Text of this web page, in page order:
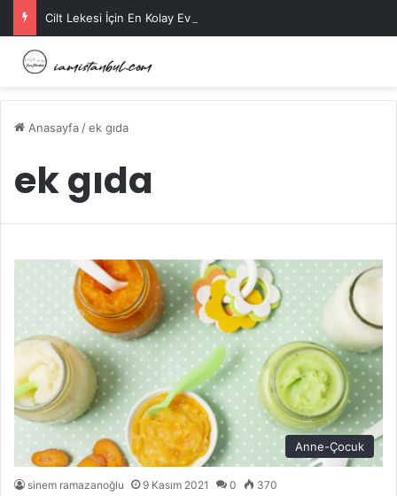
Cilt Lekesi İçin En Kolay Ev Maskeleri Nelerdir?
Anasayfa /ek gıda
ek gıda
Anne-Çocuk
sinem ramazanoğlu 9 Kasım 2021 0 370